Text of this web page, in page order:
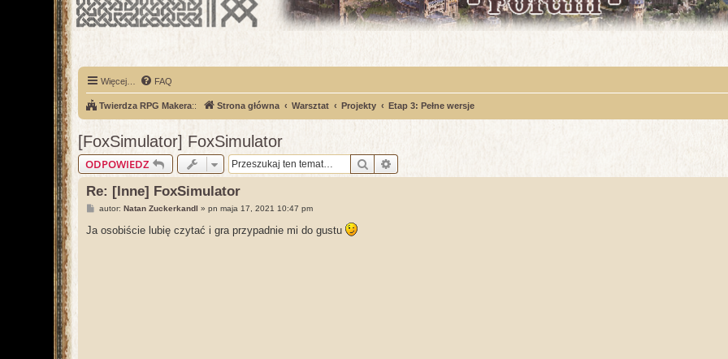
Więcej… FAQ
Twierdza RPG Makera:: Strona główna Warsztat Projekty Etap 3: Pełne wersje
[FoxSimulator] FoxSimulator
ODPOWIEDZ Szukaj
Re: [Inne] FoxSimulator
P
s
t
autor: Natan Zuckerkandl » pn maja 17, 2021 10:47 pm
Ja osobiście lubię czytać i gra przypadnie mi do gustu